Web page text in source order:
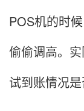
POS机的时
偷偷调高。
试到账情况